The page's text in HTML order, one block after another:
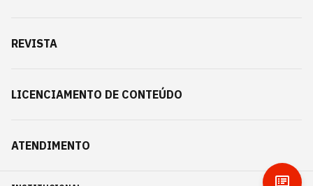
REVISTA
LICENCIAMENTO DE CONTEÚDO
ATENDIMENTO